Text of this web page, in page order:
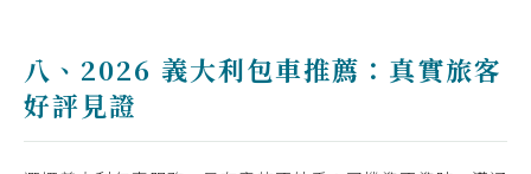
八、2026 義大利包車推薦：真實旅客
好評見證